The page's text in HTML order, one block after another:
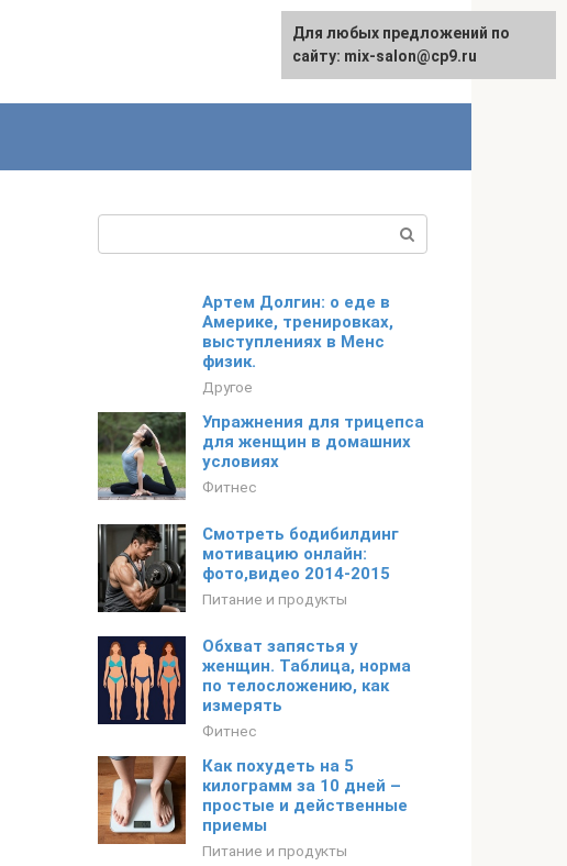
Артем Долгин: о еде в
Америке, тренировках,
выступлениях в Менс
физик.
Другое
Упражнения для трицепса
для женщин в домашних
условиях
Фитнес
Смотреть бодибилдинг
мотивацию онлайн:
фото,видео 2014-2015
Питание и продукты
Обхват запястья у
женщин. Таблица, норма
по телосложению, как
измерять
Фитнес
Как похудеть на 5
килограмм за 10 дней –
простые и действенные
приемы
Питание и продукты
Для любых предложений по
сайту: mix-salon@cp9.ru